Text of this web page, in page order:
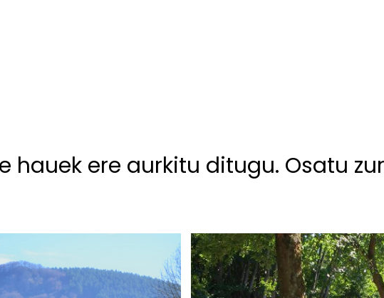
hauek ere aurkitu ditugu. Osatu